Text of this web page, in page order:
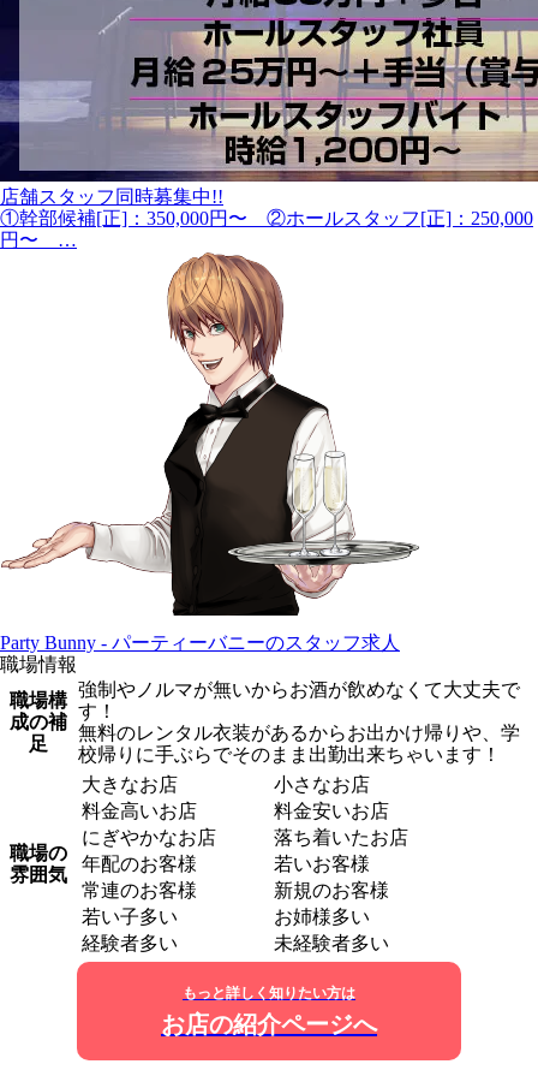
店舗スタッフ同時募集中!!
①幹部候補[正]：350,000円〜 ②ホールスタッフ[正]：250,000
円〜 …
Party Bunny - パーティーバニーのスタッフ求人
職場情報
職場構
成の補
足
強制やノルマが無いからお酒が飲めなくて大丈夫で
す！
無料のレンタル衣装があるからお出かけ帰りや、学
校帰りに手ぶらでそのまま出勤出来ちゃいます！
職場の
雰囲気
大きなお店
小さなお店
料金高いお店
料金安いお店
にぎやかなお店
落ち着いたお店
年配のお客様
若いお客様
常連のお客様
新規のお客様
若い子多い
お姉様多い
経験者多い
未経験者多い
もっと詳しく知りたい方は
お店の紹介ページへ